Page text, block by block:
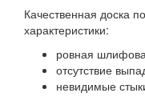
Качественная доска
характеристики:
ровная
отсутствие
невидимые